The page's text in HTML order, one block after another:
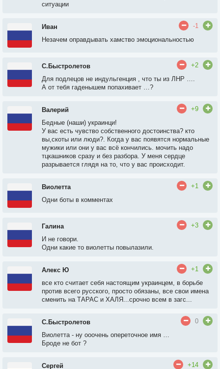
ситуации
Иван
-1
Незачем оправдывать хамство эмоциональностью
С.Быстролетов
+2
Для подлецов не индульгенция , что ты из ЛНР ….
А от тебя гаденышем попахивает …?
Валерий
+9
Бедные (наши) украинци!
У вас есть чувство собственного достоинства? кто
вы,скоты или люди?. Когда у вас появятся нормальные
мужики или они у вас всё кончились. мочить надо
тцкашников сразу и без разбора. У меня сердце
разрывается глядя на то, что у вас происходит.
Виолетта
+1
Одни боты в комментах
Галина
+3
И не говори.
Одни какие то виолетты повылазили.
Алекс Ю
+1
все кто считает себя настоящим украинцем, в борьбе
против всего русского, просто обязаны, все свои имена
сменить на ТАРАС и ХАЛЯ...срочно всем в загс...
С.Быстролетов
0
Виолетта - ну ооочень опереточное имя …
Броде не бот ?
Сергей
+14